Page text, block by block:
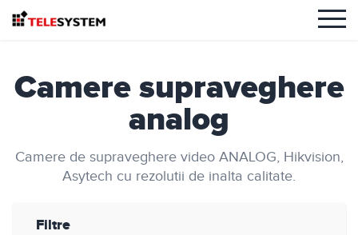
Camere supraveghere
analog
Camere de supraveghere video ANALOG, Hikvision,
Asytech cu rezolutii de inalta calitate.
Filtre